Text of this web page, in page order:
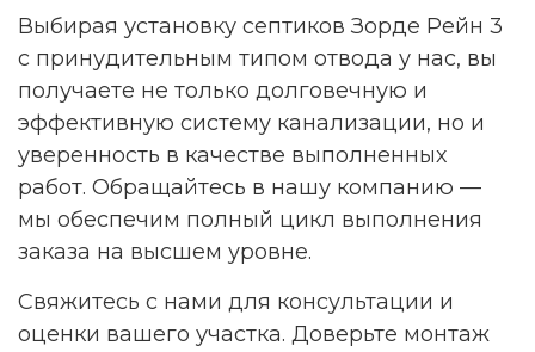
Выбирая установку септиков Зорде Рейн 3
с принудительным типом отвода у нас, вы
получаете не только долговечную и
эффективную систему канализации, но и
уверенность в качестве выполненных
работ. Обращайтесь в нашу компанию —
мы обеспечим полный цикл выполнения
заказа на высшем уровне.
Свяжитесь с нами для консультации и
оценки вашего участка. Доверьте монтаж